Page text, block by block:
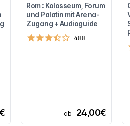
Rom : Kolosseum, Forum
und Palatin mit Arena-
Zugang + Audioguide
488
ab 24,00€